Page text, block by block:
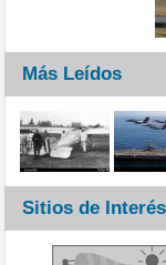
Más Leídos
Sitios de Interés